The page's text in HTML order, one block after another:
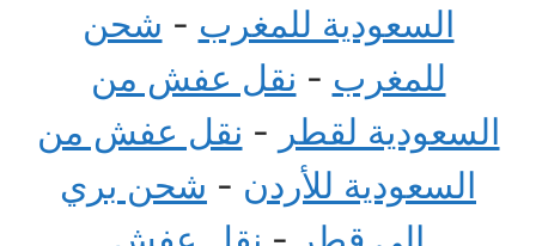
السعودية للمغرب - شحن
للمغرب - نقل عفش من
السعودية لقطر - نقل عفش من
السعودية للأردن - شحن بري